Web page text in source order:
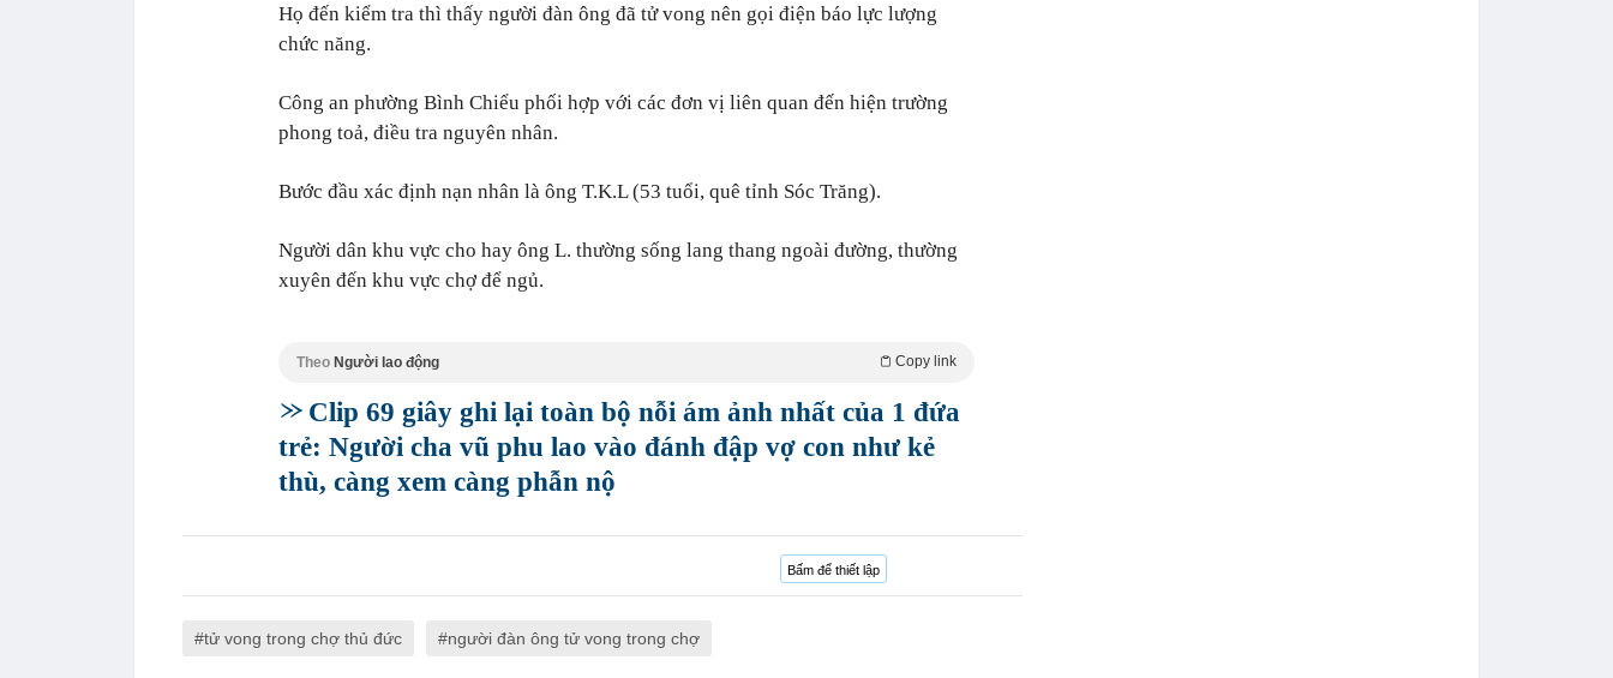
Họ đến kiểm tra thì thấy người đàn ông đã tử vong nên gọi điện báo lực lượng
chức năng.
Công an phường Bình Chiểu phối hợp với các đơn vị liên quan đến hiện trường
phong toả, điều tra nguyên nhân.
Bước đầu xác định nạn nhân là ông T.K.L (53 tuổi, quê tỉnh Sóc Trăng).
Người dân khu vực cho hay ông L. thường sống lang thang ngoài đường, thường
xuyên đến khu vực chợ để ngủ.
Theo Người lao động Copy link
Clip 69 giây ghi lại toàn bộ nỗi ám ảnh nhất của 1 đứa
trẻ: Người cha vũ phu lao vào đánh đập vợ con như kẻ
thù, càng xem càng phẫn nộ
Bấm để thiết lập
tử vong trong chợ thủ đức người đàn ông tử vong trong chợ